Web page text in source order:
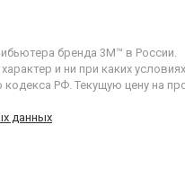
бренда 3M™ в России.
и ни при каких
РФ. Текущую цену на
данных